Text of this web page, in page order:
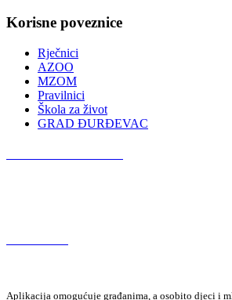
Korisne poveznice
Rječnici
AZOO
MZOM
Pravilnici
Škola za život
GRAD ĐURĐEVAC
Aplikacija omogućuje građanima, a osobito djeci i